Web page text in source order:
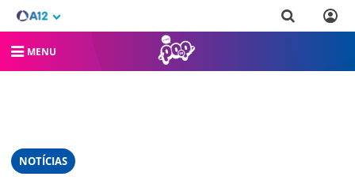
MENU
NOTÍCIAS